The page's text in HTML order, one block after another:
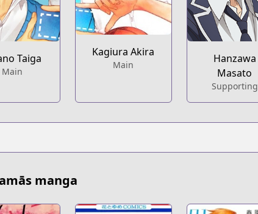
Taiga
Main
Kagiura Akira
Main
Hanzawa
Masato
Supporting
manga